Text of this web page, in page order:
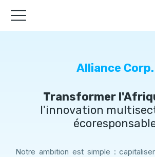
Alliance Corp.
Transformer
l'innovation
Notre ambition est simple :